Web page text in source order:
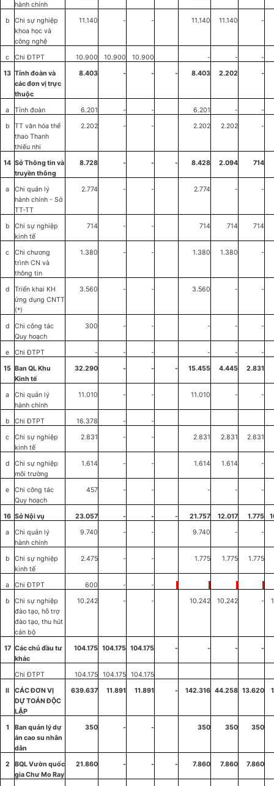
hành chính
b
Chi sự nghiệp
khoa học và
công nghệ
11.140 - - 11.140 11.140 -
c Chi ĐTPT 10.900 10.900 10.900 - -
-
13 Tỉnh đoàn và
các đơn vị trực
thuộc
8.403 - - - 8.403 2.202 -
a Tỉnh đoàn 6.201 - - 6.201 -
-
b
TT văn hóa thể
thao Thanh
thiếu nhi
2.202 - - 2.202 2.202 -
14 Sở Thông tin và
truyền thông
8.728 - - - 8.428 2.094 714
a
Chi quản lý
hành chính - Sở
TT-TT
2.774 - - 2.774 - -
b
Chi sự nghiệp
kinh tế
714 - - 714 714 714
c
Chi chương
trình CN và
thông tin
1.380 - - 1.380 1.380 -
d
Triển khai KH
ứng dụng CNTT
(*)
3.560 - - 3.560 - -
d
Chi công tác
Quy hoạch
300 - - - - -
e Chi ĐTPT - - - - -
-
15 Ban QL Khu
Kinh tế
32.290 - - - 15.455 4.445 2.831
a
Chi quản lý
hành chính
11.010 - - 11.010 - -
b Chi ĐTPT 16.378 -
-
c
Chi sự nghiệp
kinh tế
2.831 - - 2.831 2.831 2.831
d Chisự nghiệp
môitrường
1.614 - - 1.614 1.614 -
e
Chi công tác
Quy hoạch
457 - - - - -
16 Sở Nội vụ 23.057 - - - 21.757 12.017 1.775
a
Chi quản lý
hành chính
9.740 - - 9.740 - -
b
Chi sự nghiệp
kinh tế
2.475 - - 1.775 1.775 1.775
a Chi ĐTPT 600 -
-
b
Chi sự nghiệp
đào tạo, hỗ trợ
đào tạo, thu hút
cán bộ
10.242 - - 10.242 10.242 -
17 Các chủ đầu tư
khác
104.175 104.175 104.175 - - - -
Chi ĐTPT 104.175 104.175
104.175
II
CÁC ĐƠN VỊ
DỰTOÁN ĐỘC
LẬP
639.637 11.891 11.891 - 142.316 44.258 13.620
1
Ban quản lý dự
án cao su nhân
dân
350 - - 350 350 350
2
BQL Vườn quốc
gia Chư Mo Ray
21.860 - - - 7.860 7.860 7.860